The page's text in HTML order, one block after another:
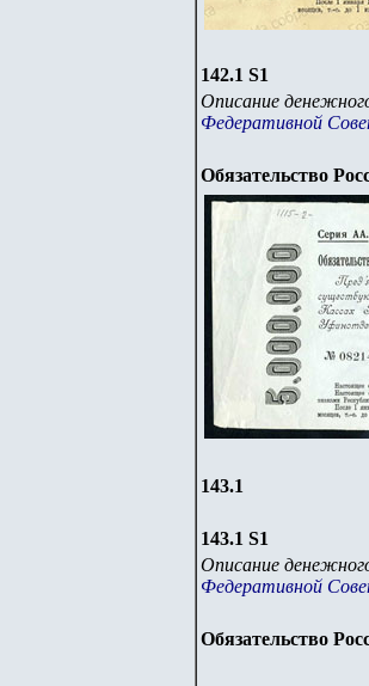
142.1 S1
Описание
Федеративной
Обязательство
143.1
143.1 S1
Описание
Федеративной
Обязательство